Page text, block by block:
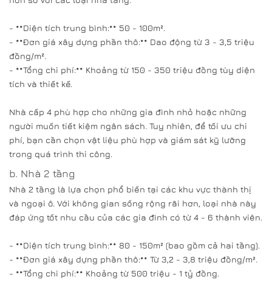
- **Diện tích trung bình:** 50 - 100m².
- **Đơn giá xây dựng phần thô:** Dao động từ 3 - 3,5 triệu
đồng/m².
- **Tổng chi phí:** Khoảng từ 150 - 350 triệu đồng tùy diện
tích và thiết kế.
Nhà cấp 4 phù hợp cho những gia đình nhỏ hoặc những
người muốn tiết kiệm ngân sách. Tuy nhiên, để tối ưu chi
phí, bạn cần chọn vật liệu phù hợp và giám sát kỹ lưỡng
trong quá trình thi công.
b. Nhà 2 tầng
Nhà 2 tầng là lựa chọn phổ biến tại các khu vực thành thị
và ngoại ô. Với không gian sống rộng rãi hơn, loại nhà này
đáp ứng tốt nhu cầu của các gia đình có từ 4 - 6 thành viên.
- **Diện tích trung bình:** 80 - 150m² (bao gồm cả hai tầng).
- **Đơn giá xây dựng phần thô:** Từ 3,2 - 3,8 triệu đồng/m².
- **Tổng chi phí:** Khoảng từ 500 triệu - 1 tỷ đồng.